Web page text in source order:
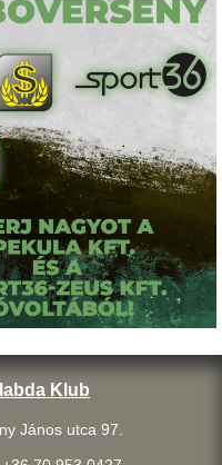
Klub
János utca 97.